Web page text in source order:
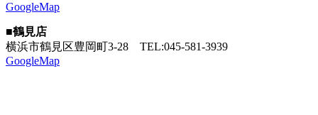
GoogleMap
■鶴見店
横浜市鶴見区豊岡町3-28 TEL:045-581-3939
GoogleMap